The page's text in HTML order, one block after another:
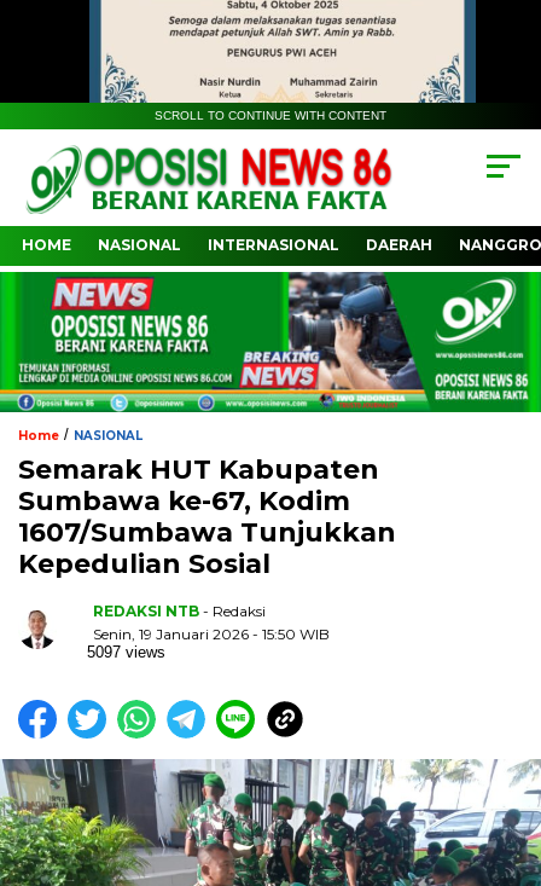
SCROLL TO CONTINUE WITH CONTENT
HOME NASIONAL INTERNASIONAL DAERAH
Home / NASIONAL
‎Semarak HUT Kabupaten
Sumbawa ke-67, Kodim
1607/Sumbawa Tunjukkan
Kepedulian Sosial
REDAKSI NTB - Redaksi
Senin, 19 Januari 2026 - 15:50 WIB
5097 views